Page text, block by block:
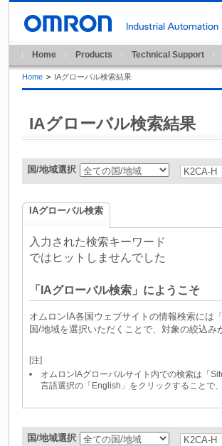
Home Products Technical Support
Home > IAグローバル検索結果
IAグローバル検索結果
国/地域選択
IAグローバル検索
入力された検索キーワード
ではヒットしませんでした
「IAグローバル検索」にようこそ
オムロンIA各国ウェブサイトの情報検索には
国/地域を選択いただくことで、対象の絞込み
[注]
オムロンIAグローバルサイト内での検索は「
言語選択の「English」をクリックすることで
国/地域選択